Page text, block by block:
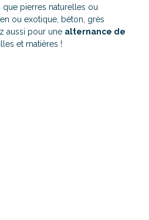
que pierres naturelles ou
ou exotique, béton, grès
aussi pour une alternance de
et matières !